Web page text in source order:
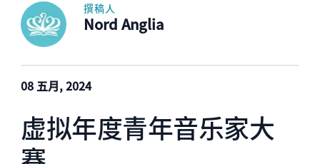
撰稿人
Nord Anglia
08 五月, 2024
虚拟年度青年音乐家大